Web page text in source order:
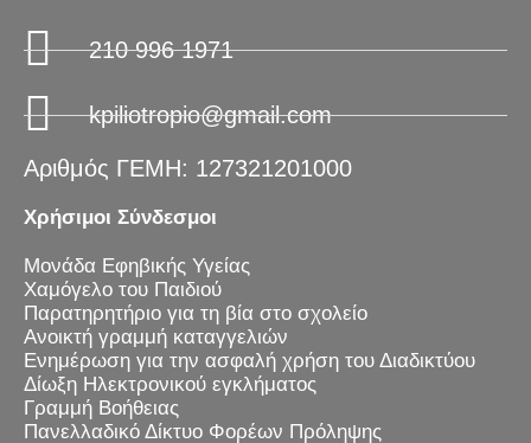
210 996 1971
kpiliotropio@gmail.com
Αριθμός ΓΕΜΗ: 127321201000
Χρήσιμοι Σύνδεσμοι
Μονάδα Εφηβικής Υγείας
Χαμόγελο του Παιδιού
Παρατηρητήριο για τη βία στο σχολείο
Ανοικτή γραμμή καταγγελιών
Ενημέρωση για την ασφαλή χρήση του Διαδικτύου
Δίωξη Ηλεκτρονικού εγκλήματος
Γραμμή Βοήθειας
Πανελλαδικό Δίκτυο Φορέων Πρόληψης